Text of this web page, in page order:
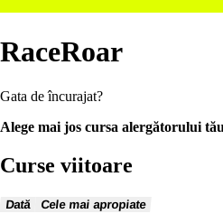
RaceRoar
Gata de încurajat?
Alege mai jos cursa alergătorului
Curse viitoare
Dată Cele mai apropiate